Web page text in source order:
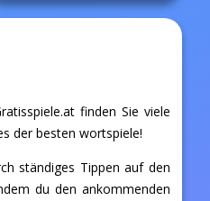
finden Sie viele
der besten wortspiele!
ständiges Tippen auf den
du den ankommenden